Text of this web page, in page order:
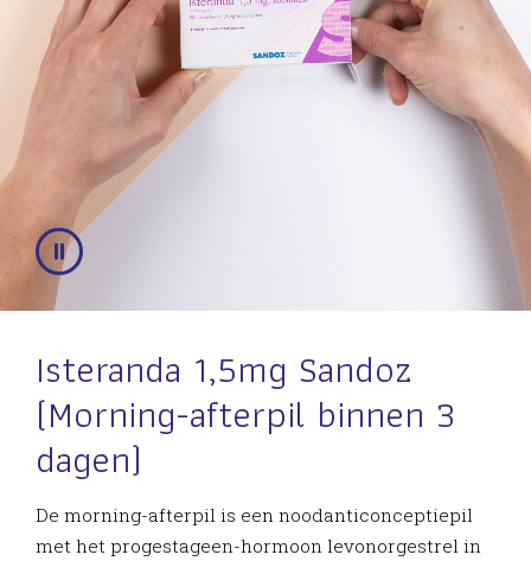
Isteranda 1,5mg Sandoz
(Morning-afterpil binnen 3
dagen)
De morning-afterpil is een noodanticonceptiepil
met het progestageen-hormoon levonorgestrel in